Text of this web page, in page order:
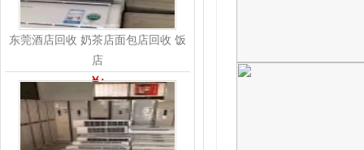
东莞酒店回收 奶茶店面包店回收 饭
店
￥: